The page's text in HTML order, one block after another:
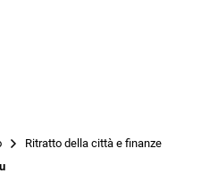
Ritratto della città e finanze